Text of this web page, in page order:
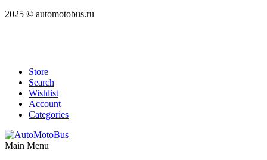
2025 © automotobus.ru
Store
Search
Wishlist
Account
Categories
Main Menu